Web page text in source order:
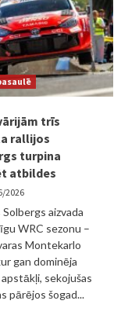
trīs
rallijos
turpina
atbildes
2026
aizvada
WRC sezonu –
Montekarlo
gan dominēja
sekojušas
pārējos šogad...